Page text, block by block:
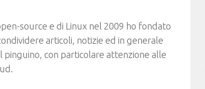
source e di Linux nel 2009 ho fondato
articoli, notizie ed in generale
con particolare attenzione alle